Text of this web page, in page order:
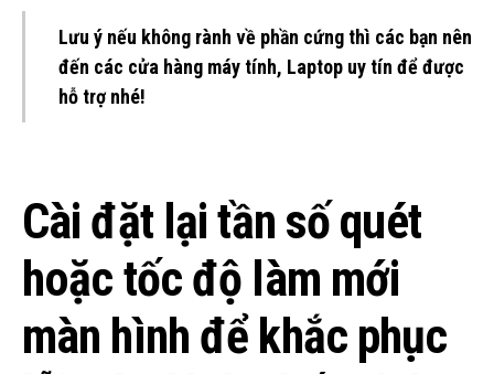
Lưu ý nếu không rành về phần cứng thì các bạn nên
đến các cửa hàng máy tính, Laptop uy tín để được
hỗ trợ nhé!
Cài đặt lại tần số quét
hoặc tốc độ làm mới
màn hình để khắc phục